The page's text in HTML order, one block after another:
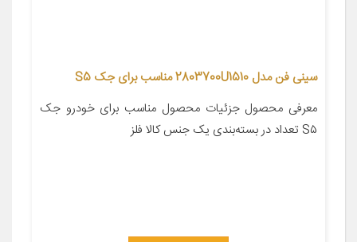
سينی فن مدل 2803700U1510 مناسب برای جک S5
معرفی محصول جزئیات محصول مناسب برای خودرو جک
S۵ تعداد در بسته‌بندی یک جنس کالا فلز